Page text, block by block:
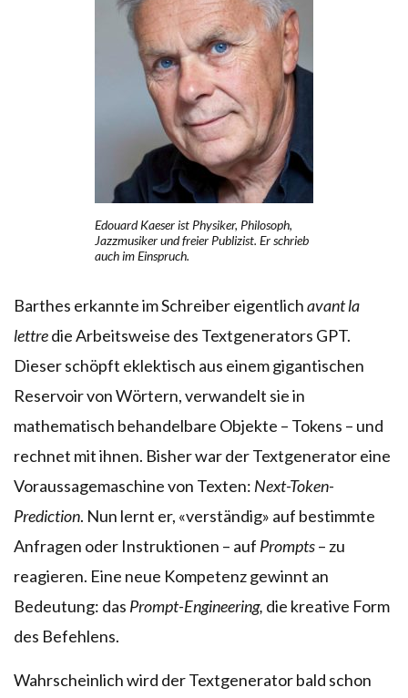
Edouard Kaeser ist Physiker, Philosoph,
Jazzmusiker und freier Publizist. Er schrieb
auch im Einspruch.
Barthes erkannte im Schreiber eigentlichavant la
lettredie Arbeitsweise des Textgenerators GPT.
Dieser schöpft eklektisch aus einem gigantischen
Reservoir von Wörtern, verwandelt sie in
mathematisch behandelbare Objekte – Tokens – und
rechnet mit ihnen. Bisher war der Textgenerator eine
Voraussagemaschine von Texten: Next-Token-
Prediction. Nun lernt er, «verständig» auf bestimmte
Anfragen oder Instruktionen – auf Prompts– zu
reagieren. Eine neue Kompetenz gewinnt an
Bedeutung: das Prompt-Engineering, die kreative Form
des Befehlens.
Wahrscheinlich wird der Textgenerator bald schon